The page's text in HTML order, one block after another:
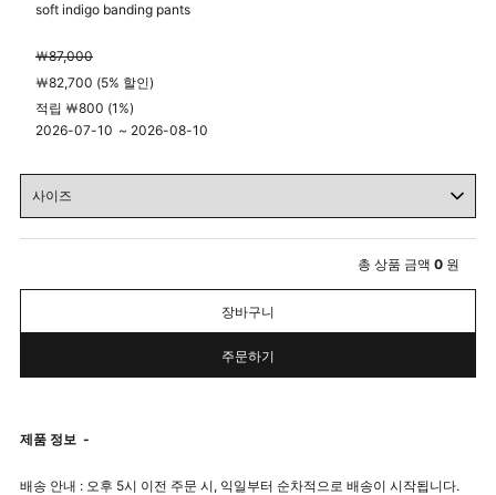
soft indigo banding pants
￦87,000
￦82,700 (5% 할인)
적립 ￦800 (1%)
2026-07-10 ~ 2026-08-10
총 상품 금액 0 원
장바구니
주문하기
제품 정보 -
배송 안내 : 오후 5시 이전 주문 시, 익일부터 순차적으로 배송이 시작됩니다.